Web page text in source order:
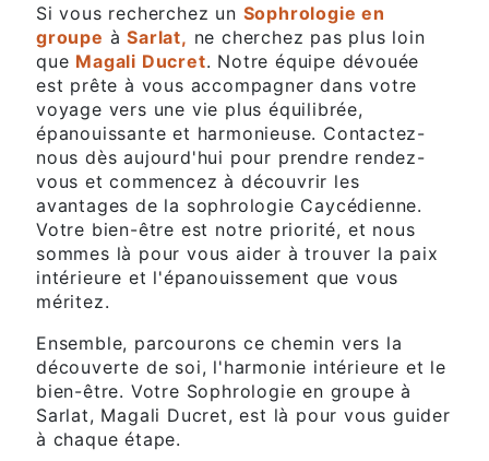
Si vous recherchez un Sophrologie en
groupe àSarlat, ne cherchez pas plus loin
que Magali Ducret. Notre équipe dévouée
est prête à vous accompagner dans votre
voyage vers une vie plus équilibrée,
épanouissante et harmonieuse. Contactez-
nous dès aujourd'hui pour prendre rendez-
vous et commencez à découvrir les
avantages de la sophrologie Caycédienne.
Votre bien-être est notre priorité, et nous
sommes là pour vous aider à trouver la paix
intérieure et l'épanouissement que vous
méritez.
Ensemble, parcourons ce chemin vers la
découverte de soi, l'harmonie intérieure et le
bien-être. Votre Sophrologie en groupe à
Sarlat, Magali Ducret, est là pour vous guider
à chaque étape.